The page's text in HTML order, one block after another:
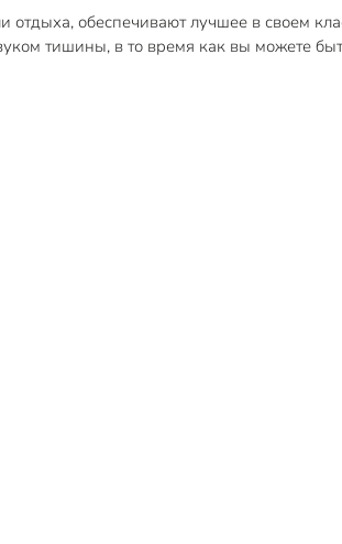
обеспечивают лучшее в своем
тишины, в то время как вы можете